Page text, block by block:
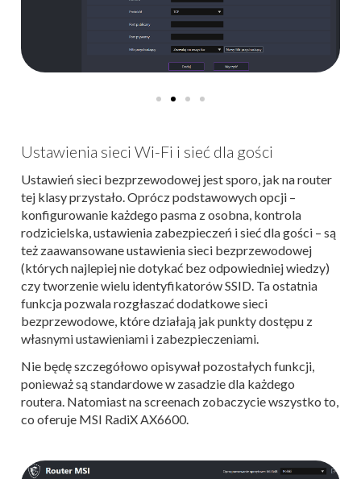
Ustawienia sieci Wi-Fi i sieć dla gości
Ustawień sieci bezprzewodowej jest sporo, jak na router
tej klasy przystało. Oprócz podstawowych opcji –
konfigurowanie każdego pasma z osobna, kontrola
rodzicielska, ustawienia zabezpieczeń i sieć dla gości – są
też zaawansowane ustawienia sieci bezprzewodowej
(których najlepiej nie dotykać bez odpowiedniej wiedzy)
czy tworzenie wielu identyfikatorów SSID. Ta ostatnia
funkcja pozwala rozgłaszać dodatkowe sieci
bezprzewodowe, które działają jak punkty dostępu z
własnymi ustawieniami i zabezpieczeniami.
Nie będę szczegółowo opisywał pozostałych funkcji,
ponieważ są standardowe w zasadzie dla każdego
routera. Natomiast na screenach zobaczycie wszystko to,
co oferuje MSI RadiX AX6600.